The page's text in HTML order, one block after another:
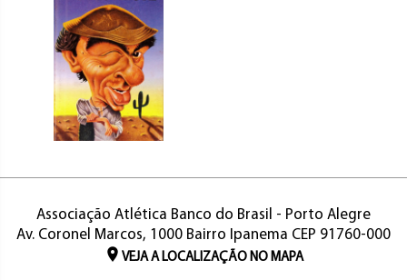
Associação Atlética Banco do Brasil - Porto Alegre
Av. Coronel Marcos, 1000 Bairro Ipanema CEP 91760-000
VEJA A LOCALIZAÇÃO NO MAPA